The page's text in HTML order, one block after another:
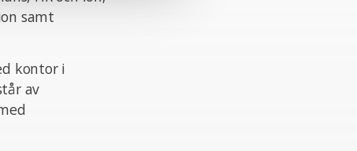
samt
kontor i
av